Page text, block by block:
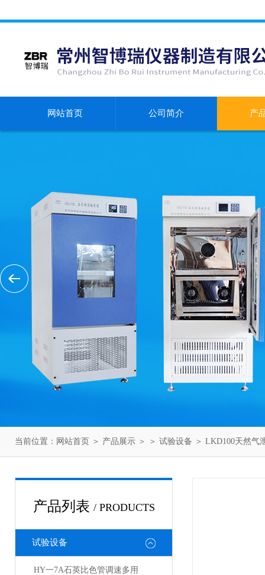
网站首页 公司简介 产
当前位置： 网站首页 ＞ 产品展示 ＞ ＞ 试验设备 ＞ LKD100天然气
产品列表 / PRODUCTS
试验设备
HY一7A石英比色管调速多用